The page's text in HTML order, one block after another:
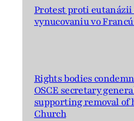
Protest proti eutanázii
vynucovaniu vo
Rights bodies
OSCE secretary
supporting removal of
Church